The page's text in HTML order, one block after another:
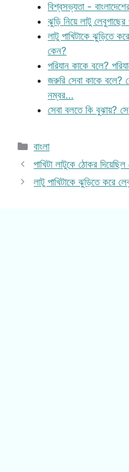
বিশ্বসভ্যতা -
ঝুড়ি নিয়ে লাটু
লাটু পাখিটাকে ঝুড়িতে
কেন?
পরিযান কাকে বলে?
জরুরি সেবা কাকে বলে?
নম্বর…
সেবা বলতে কি বুঝায়?
Categories
বাংলা
পাখিটা লাটুকে ঠোকর
লাটু পাখিটাকে ঝুড়িতে করে